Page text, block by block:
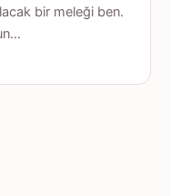
bir meleği ben.